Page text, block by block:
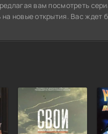
вам посмотреть
новые открытия. Вас ждет